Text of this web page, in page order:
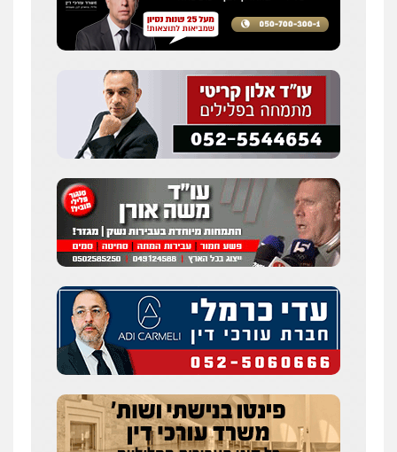
אלי אונגר משרד עו"ד
פלילי פשיעה חמורה מעצרים מנהלי רישוי
0507302623
עו"ד פאדי בראנסי
פלילי צווארון לבן עבירות בטחוניות מעצרים
וחקירות
0524122241
עו"ד ד"ר איתן פינקלשטיין
כלכלי הלבנת הון חילוט ייעוץ לעורכי דין
עו"ד אמיר כהן
פלילי מעצרים וחקירות תעבורה
0537470000
מצגר ושות', חברת עורכי דין